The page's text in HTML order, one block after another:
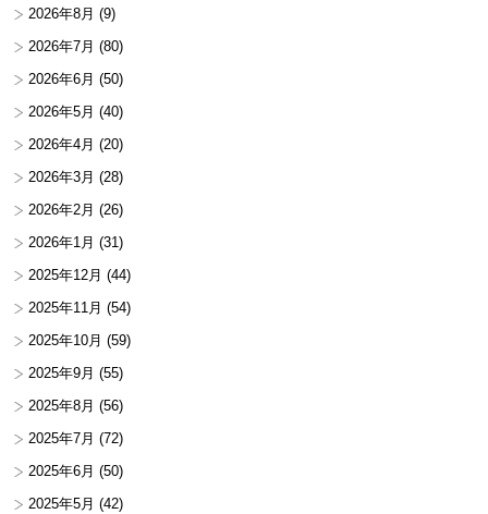
2026年8月 (9)
2026年7月 (80)
2026年6月 (50)
2026年5月 (40)
2026年4月 (20)
2026年3月 (28)
2026年2月 (26)
2026年1月 (31)
2025年12月 (44)
2025年11月 (54)
2025年10月 (59)
2025年9月 (55)
2025年8月 (56)
2025年7月 (72)
2025年6月 (50)
2025年5月 (42)